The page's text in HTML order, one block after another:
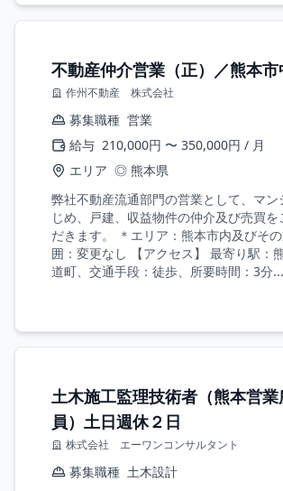
不動産仲介営業（正）／熊本
作州不動産 株式会社
募集職種 営業
給与 210,000円 〜 350,000円 / 月
エリア ◎ 熊本県
弊社不動産流通部門の営業として、マン
じめ、戸建、収益物件の仲介及び売買を
だきます。 ＊エリア：熊本市内及びそ
囲：変更なし 【アクセス】 最寄り駅
道町、交通手段：徒歩、所要時間：3分...
土木施工監理技術者（熊本営
員）土日週休２日
株式会社 エーワンコンサルタント
募集職種 土木設計